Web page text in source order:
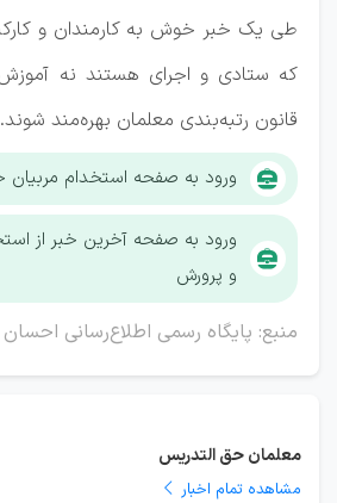
طی یک خبر خوش به کارمندان و
که ستادی و اجرای هستند نه آموزش
قانون رتبه‌بندی معلمان بهره‌مند شوند.
ورود به صفحه استخدام مربیان
ورود به صفحه آخرین خبر از
و پرورش
منبع: پایگاه رسمی اطلاع‌رسانی
معلمان حق التدریس
مشاهده تمام اخبار